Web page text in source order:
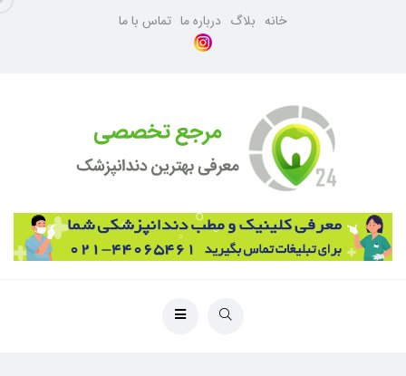
خانه بلاگ درباره ما تماس با ما